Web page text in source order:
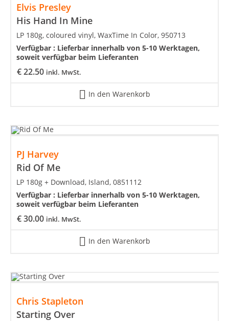
Elvis Presley
His Hand In Mine
€22.50 inkl. MwSt.
LP 180g, coloured vinyl, WaxTime In Color, 950713
Verfügbar : Lieferbar innerhalb von 5-10 Werktagen,
soweit verfügbar beim Lieferanten
In den Warenkorb
PJ Harvey
Rid Of Me
€30.00 inkl. MwSt.
LP 180g + Download, Island, 0851112
Verfügbar : Lieferbar innerhalb von 5-10 Werktagen,
soweit verfügbar beim Lieferanten
In den Warenkorb
Chris Stapleton
Starting Over